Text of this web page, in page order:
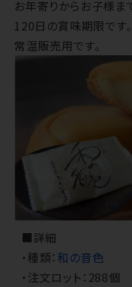
お年寄りからお子様ま
120日の賞味期限です。
常温販売用です。
■詳細
・種類： 和の音色
・注文ロット：288個